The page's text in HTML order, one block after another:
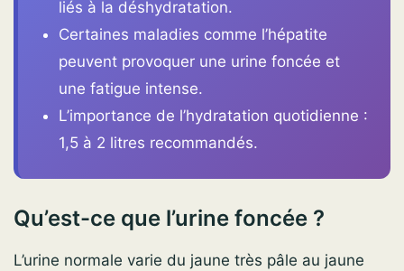
liés à la déshydratation.
Certaines maladies comme l’hépatite
peuvent provoquer une urine foncée et
une fatigue intense.
L’importance de l’hydratation quotidienne :
1,5 à 2 litres recommandés.
Qu’est-ce que l’urine foncée ?
L’urine normale varie du jaune très pâle au jaune